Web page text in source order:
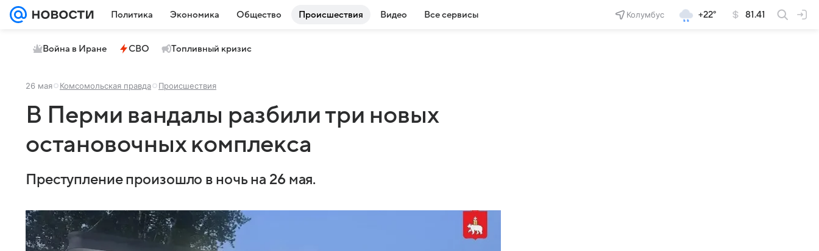
Политика Экономика Общество Происшествия Видео Все сервисы Колумбус +22° 81.41
Война в Иране СВО Топливный кризис
26 мая Комсомольская правда Происшествия
В Перми вандалы разбили три новых
остановочных комплекса
Преступление произошло в ночь на 26 мая.